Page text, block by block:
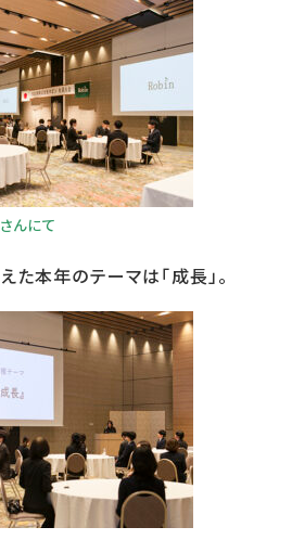
んにて
本年のテーマは「成長」。